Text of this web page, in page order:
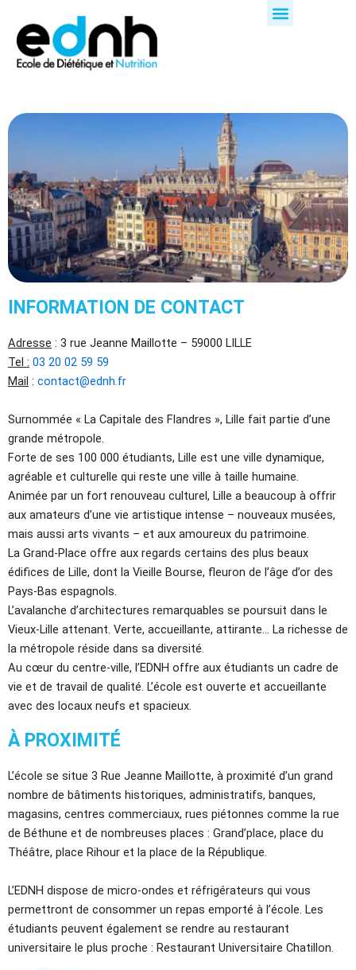
contenu
INFORMATION DE CONTACT
Adresse : 3 rue Jeanne Maillotte – 59000 LILLE
Tel : 03 20 02 59 59
Mail : contact@ednh.fr
Surnommée « La Capitale des Flandres », Lille fait partie d’une
grande métropole.
Forte de ses 100 000 étudiants, Lille est une ville dynamique,
agréable et culturelle qui reste une ville à taille humaine.
Animée par un fort renouveau culturel, Lille a beaucoup à offrir
aux amateurs d’une vie artistique intense – nouveaux musées,
mais aussi arts vivants – et aux amoureux du patrimoine.
La Grand-Place offre aux regards certains des plus beaux
édifices de Lille, dont la Vieille Bourse, fleuron de l’âge d’or des
Pays-Bas espagnols.
L’avalanche d’architectures remarquables se poursuit dans le
Vieux-Lille attenant. Verte, accueillante, attirante… La richesse de
la métropole réside dans sa diversité.
Au cœur du centre-ville, l’EDNH offre aux étudiants un cadre de
vie et de travail de qualité. L’école est ouverte et accueillante
avec des locaux neufs et spacieux.
À PROXIMITÉ
L’école se situe 3 Rue Jeanne Maillotte, à proximité d’un grand
nombre de bâtiments historiques, administratifs, banques,
magasins, centres commerciaux, rues piétonnes comme la rue
de Béthune et de nombreuses places : Grand’place, place du
Théâtre, place Rihour et la place de la République.
L’EDNH dispose de micro-ondes et réfrigérateurs qui vous
permettront de consommer un repas emporté à l’école. Les
étudiants peuvent également se rendre au restaurant
universitaire le plus proche : Restaurant Universitaire Chatillon.